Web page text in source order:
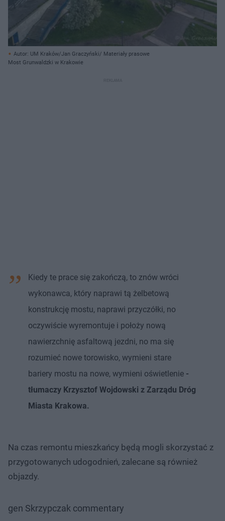
Autor: UM Kraków/Jan Graczyński/ Materiały prasowe
Most Grunwaldzki w Krakowie
Kiedy te prace się zakończą, to znów wróci
wykonawca, który naprawi tą żelbetową
konstrukcję mostu, naprawi przyczółki, no
oczywiście wyremontuje i położy nową
nawierzchnię asfaltową jezdni, no ma się
rozumieć nowe torowisko, wymieni stare
bariery mostu na nowe, wymieni oświetlenie -
tłumaczy Krzysztof Wojdowski z Zarządu Dróg
Miasta Krakowa.
Na czas remontu mieszkańcy będą mogli skorzystać z
przygotowanych udogodnień, zalecane są również
objazdy.
gen Skrzypczak commentary